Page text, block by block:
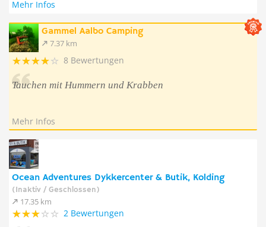
Mehr Infos
Gammel Aalbo Camping
7.37 km
8 Bewertungen
Tauchen mit Hummern und Krabben
Mehr Infos
Ocean Adventures Dykkercenter & Butik, Kolding
(Inaktiv / Geschlossen)
17.35 km
2 Bewertungen